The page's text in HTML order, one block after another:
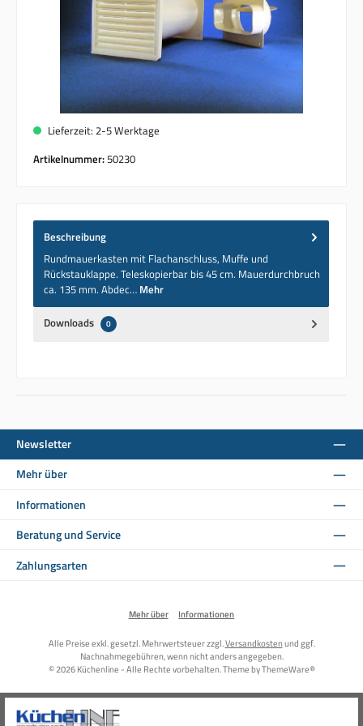
Lieferzeit: 2-5 Werktage
Artikelnummer:50230
Beschreibung
Rundmauerkasten mit Flachanschluss, Muffe und
Rückstauklappe. Teleskopierbar bis 45 cm. Mauerdurchbruch
ca. 135 mm. Abdec… Mehr
Downloads 0
Newsletter
Mehr über
Informationen
Beratung und Service
Zahlungsarten
Mehr über Informationen
Alle Preise exkl. gesetzl. Mehrwertsteuer zzgl.Versandkostenund ggf.
Nachnahmegebühren, wenn nicht anders angegeben.
© 2026 Küchenline - Alle Rechte vorbehalten. Theme byThemeWare®